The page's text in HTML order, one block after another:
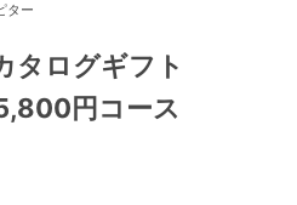
ター
タログギフト
円コース